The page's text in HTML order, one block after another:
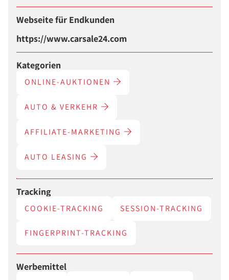
Webseite für Endkunden
https://www.carsale24.com
Kategorien
ONLINE-AUKTIONEN
AUTO & VERKEHR
AFFILIATE-MARKETING
AUTO LEASING
Tracking
COOKIE-TRACKING SESSION-TRACKING
FINGERPRINT-TRACKING
Werbemittel